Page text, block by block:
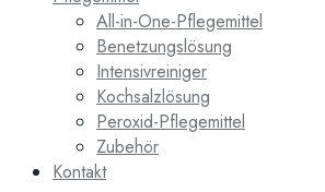
All-in-One-Pflegemittel
Benetzungslösung
Intensivreiniger
Kochsalzlösung
Peroxid-Pflegemittel
Zubehör
Kontakt